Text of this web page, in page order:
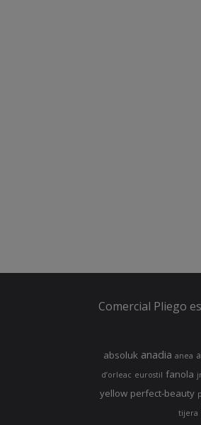
Comercial Pliego
absoluk anadia anea
d’orleac eurostil fanola
yellow perfect-beauty
tijera